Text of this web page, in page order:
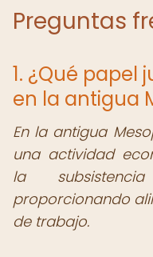
Preguntas
1. ¿Qué
en la antigua
En la antigua
una actividad
la
proporcionando
de trabajo.